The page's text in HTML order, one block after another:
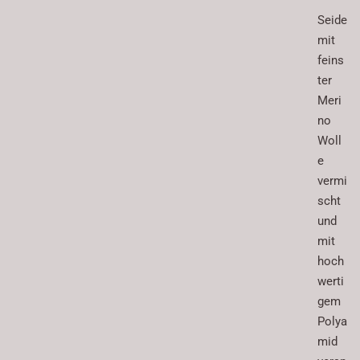
Seide
mit
feins
ter
Meri
no
Woll
e
vermi
scht
und
mit
hoch
werti
gem
Polya
mid